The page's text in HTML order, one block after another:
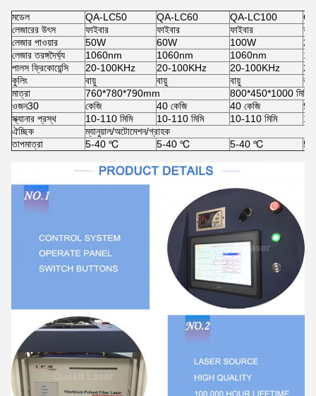
মডেল QA-LC50 QA-LC60 QA-LC100
লেজারের উৎস
ফাইবার ফাইবার ফাইবার
লেজার পাওয়ার
50W 60W 100W
লেজার তরঙ্গদৈর্ঘ্য
1060nm 1060nm 1060nm
পালস ফ্রিকোয়েন্সি
20-100KHz 20-100KHz 20-100KHz
কুলিং
বায়ু বায়ু বায়ু
বায়ু
মাত্রা
760*780*790mm
800*450*1000 মিমি
ওজন30
কেজি 40 কেজি 40 কেজি
90
স্ক্যানার প্রস্থ
10-110 মিমি 10-110 মিমি 10-110 মিমি
ঐচ্ছিক
ম্যানুয়াল/অটোমেশন/গ্রাহক
তাপমাত্রা
5-40 ℃ 5-40 ℃ 5-40 ℃ 5-